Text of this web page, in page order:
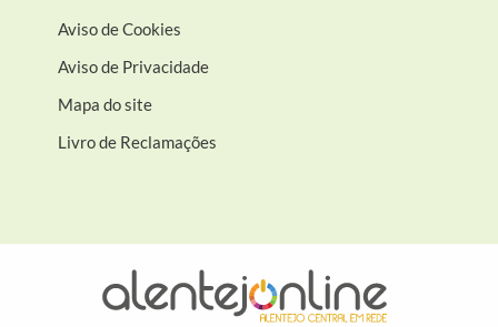
Aviso de Cookies
Aviso de Privacidade
Mapa do site
Livro de Reclamações